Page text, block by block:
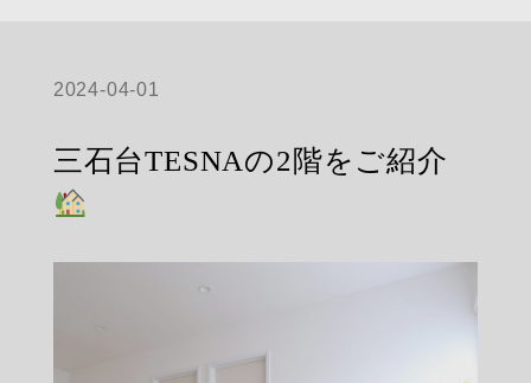
2024-04-01
三石台TESNAの2階をご紹介